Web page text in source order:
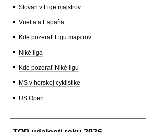
Slovan v Lige majstrov
Vuelta a España
Kde pozerať Ligu majstrov
Niké liga
Kde pozerať Niké ligu
MS v horskej cyklistike
US Open